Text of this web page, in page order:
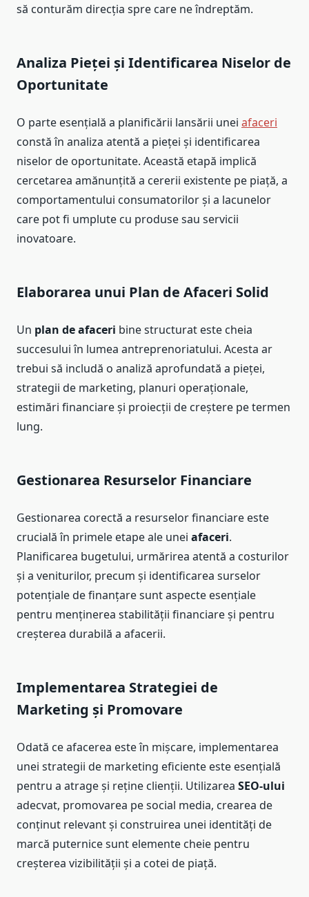
să conturăm direcția spre care ne îndreptăm.
Analiza Pieței și Identificarea Niselor de
Oportunitate
O parte esențială a planificării lansării unei afaceri
constă în analiza atentă a pieței și identificarea
niselor de oportunitate. Această etapă implică
cercetarea amănunțită a cererii existente pe piață, a
comportamentului consumatorilor și a lacunelor
care pot fi umplute cu produse sau servicii
inovatoare.
Elaborarea unui Plan de Afaceri Solid
Un plan de afaceri bine structurat este cheia
succesului în lumea antreprenoriatului. Acesta ar
trebui să includă o analiză aprofundată a pieței,
strategii de marketing, planuri operaționale,
estimări financiare și proiecții de creștere pe termen
lung.
Gestionarea Resurselor Financiare
Gestionarea corectă a resurselor financiare este
crucială în primele etape ale unei afaceri.
Planificarea bugetului, urmărirea atentă a costurilor
și a veniturilor, precum și identificarea surselor
potențiale de finanțare sunt aspecte esențiale
pentru menținerea stabilității financiare și pentru
creșterea durabilă a afacerii.
Implementarea Strategiei de
Marketing și Promovare
Odată ce afacerea este în mișcare, implementarea
unei strategii de marketing eficiente este esențială
pentru a atrage și reține clienții. Utilizarea SEO-ului
adecvat, promovarea pe social media, crearea de
conținut relevant și construirea unei identități de
marcă puternice sunt elemente cheie pentru
creșterea vizibilității și a cotei de piață.